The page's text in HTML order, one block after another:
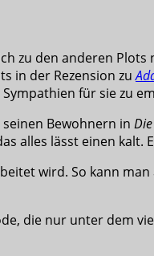
zu den anderen
in der Rezension zu
für sie zu
Bewohnern in
alles lässt einen
wird. So kann
die nur unter dem